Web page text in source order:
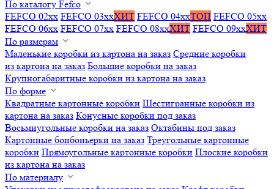
По каталогу Fefco
FEFCO 02xx FEFCO 03xxХИТ FEFCO 04xxТОП FEFCO 05xx
FEFCO 06xx FEFCO 07xx FEFCO 08xxХИТ FEFCO 09xxХИТ
По размерам
Маленькие коробки из картона на заказ Средние коробки
из картона на заказ Большие коробки на заказ
Крупногабаритные коробки из картона на заказ
По форме
Квадратные картонные коробки Шестигранные коробки из
картона на заказ Конусные коробки под заказ
Восьмиугольные коробки на заказ Октабины под заказ
Картонные бонбоньерки на заказ Треугольные картонные
коробки Прямоугольные картонные коробки Плоские коробки
из картона на заказ
По материалу